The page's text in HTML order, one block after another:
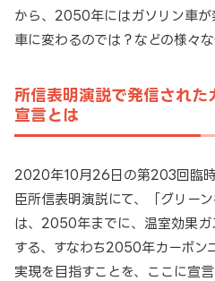
から、2050年にはガソリン車が
車に変わるのでは？などの様々
所信表明演説で発信された
宣言とは
2020年10月26日の第203回臨
臣所信表明演説にて、「グリー
は、2050年までに、温室効果ガ
する、すなわち2050年カーボン
実現を目指すことを、ここに宣